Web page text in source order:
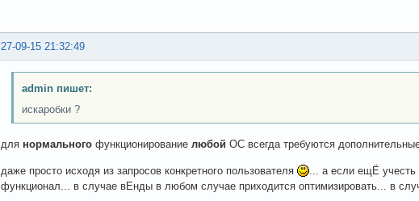
27-09-15 21:32:49
admin пишет:
искаробки ?
для нормального функционирование любой ОС всегда требуются
даже просто исходя из запросов конкретного пользователя
... а если ещЁ учесть
функционал... в случае вЕнды в любом случае приходится оптимизировать... в